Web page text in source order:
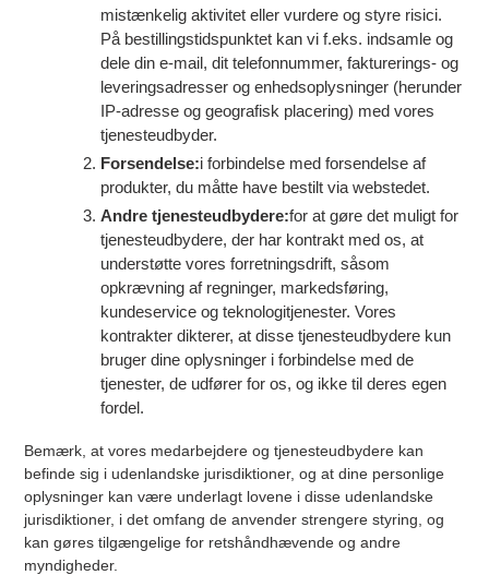
mistænkelig aktivitet eller vurdere og styre risici.
På bestillingstidspunktet kan vi f.eks. indsamle og
dele din e-mail, dit telefonnummer, fakturerings- og
leveringsadresser og enhedsoplysninger (herunder
IP-adresse og geografisk placering) med vores
tjenesteudbyder.
Forsendelse:i forbindelse med forsendelse af
produkter, du måtte have bestilt via webstedet.
Andre tjenesteudbydere:for at gøre det muligt for
tjenesteudbydere, der har kontrakt med os, at
understøtte vores forretningsdrift, såsom
opkrævning af regninger, markedsføring,
kundeservice og teknologitjenester. Vores
kontrakter dikterer, at disse tjenesteudbydere kun
bruger dine oplysninger i forbindelse med de
tjenester, de udfører for os, og ikke til deres egen
fordel.
Bemærk, at vores medarbejdere og tjenesteudbydere kan
befinde sig i udenlandske jurisdiktioner, og at dine personlige
oplysninger kan være underlagt lovene i disse udenlandske
jurisdiktioner, i det omfang de anvender strengere styring, og
kan gøres tilgængelige for retshåndhævende og andre
myndigheder.